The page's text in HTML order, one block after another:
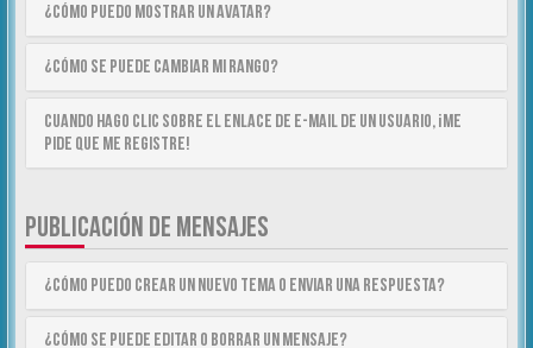
¿Cómo puedo mostrar un avatar?
¿Cómo se puede cambiar mi rango?
Cuando hago clic sobre el enlace de e-mail de un usuario, ¡me
pide que me registre!
PUBLICACIÓN DE MENSAJES
¿Cómo puedo crear un nuevo tema o enviar una respuesta?
¿Cómo se puede editar o borrar un mensaje?